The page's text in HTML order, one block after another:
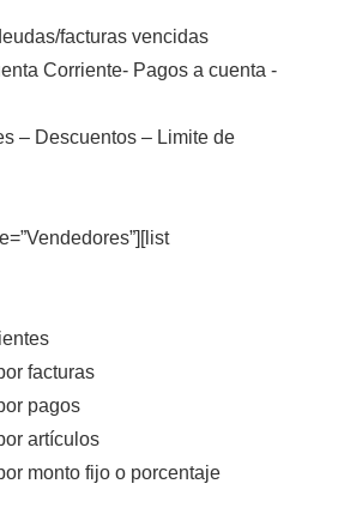
facturas vencidas
Corriente- Pagos a cuenta -
– Descuentos – Limite de
facturas
pagos
artículos
monto fijo o porcentaje